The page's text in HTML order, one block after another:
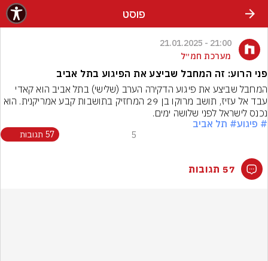
פוסט
21:00 - 21.01.2025
מערכת חמ״ל
פני הרוע: זה המחבל שביצע את הפיגוע בתל אביב
נכנס לישראל לפני שלושה ימים.
# פיגוע# תל אביב
5 57 תגובות
57 תגובות